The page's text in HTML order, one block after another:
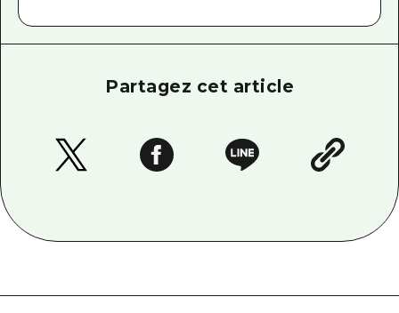
Partagez cet article